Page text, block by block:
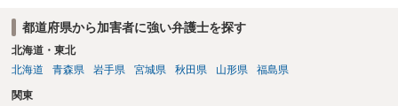
握されていることがありませんので，犯人性が特定されることはあり
ません。したがって，自分が犯人であるとされることはないのです。
ですから，相談者の場合は，大丈夫です。安心してください。それで
れば，酔っていて偶然の出来事か，意図的に偶然を装うように触った
都道府県から加害者に強い弁護士を探す
北海道・東北
北海道
青森県 岩手県 宮城県 秋田県 山形県 福島県
関東